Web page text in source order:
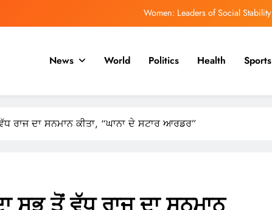
Women: Leaders of Social Stability
ਮਯੰਕ ਡਾਗਰ ਨੂੰ ਡੀਪੀਐਲ ਰਾਹੀਂ ਆਈਪੀਐਲ ਵਿੱਚ ਵਾਪਸੀ ਦੀ ਉਮੀਦ ਹੈ
News World Politics Health Sports
ਰਾਜ ਦਾ ਸਨਮਾਨ ਕੀਤਾ, “ਘਾਨਾ ਦੇ ਸਟਾਰ ਆਰਡਰ”